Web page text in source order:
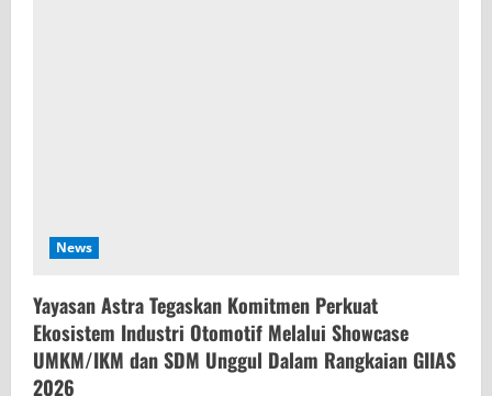
News
Yayasan Astra Tegaskan Komitmen Perkuat
Ekosistem Industri Otomotif Melalui Showcase
UMKM/IKM dan SDM Unggul Dalam Rangkaian GIIAS
2026